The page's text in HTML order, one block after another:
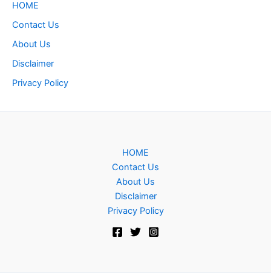
HOME
Contact Us
About Us
Disclaimer
Privacy Policy
HOME
Contact Us
About Us
Disclaimer
Privacy Policy